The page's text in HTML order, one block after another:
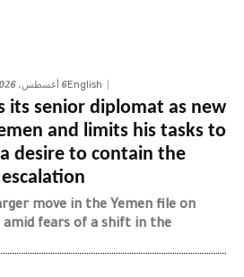
English6 أغسطس، 2026
its senior diplomat as new
and limits his tasks to
desire to contain the
escalation
move in the Yemen file on
amid fears of a shift in the...